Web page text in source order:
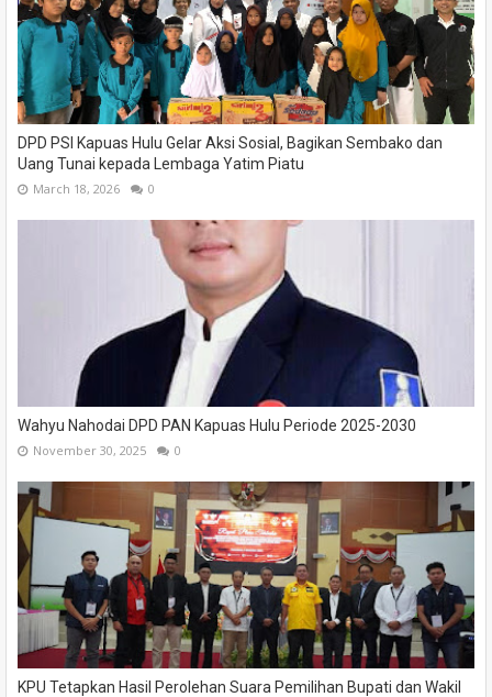
DPD PSI Kapuas Hulu Gelar Aksi Sosial, Bagikan Sembako dan
Uang Tunai kepada Lembaga Yatim Piatu
March 18, 2026 0
Wahyu Nahodai DPD PAN Kapuas Hulu Periode 2025-2030
November 30, 2025 0
KPU Tetapkan Hasil Perolehan Suara Pemilihan Bupati dan Wakil